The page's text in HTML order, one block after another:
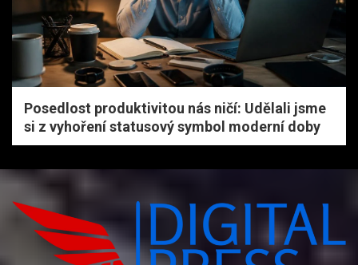
Posedlost produktivitou nás ničí: Udělali jsme
si z vyhoření statusový symbol moderní doby